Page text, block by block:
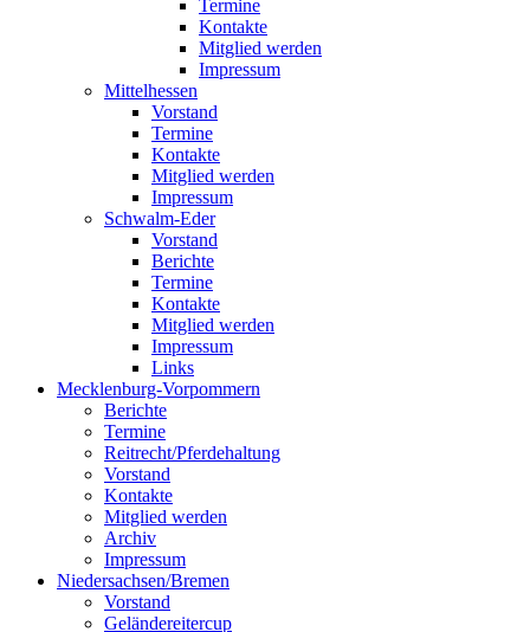
Termine
Kontakte
Mitglied werden
Impressum
Mittelhessen
Vorstand
Termine
Kontakte
Mitglied werden
Impressum
Schwalm-Eder
Vorstand
Berichte
Termine
Kontakte
Mitglied werden
Impressum
Links
Mecklenburg-Vorpommern
Berichte
Termine
Reitrecht/Pferdehaltung
Vorstand
Kontakte
Mitglied werden
Archiv
Impressum
Niedersachsen/Bremen
Vorstand
Geländereitercup